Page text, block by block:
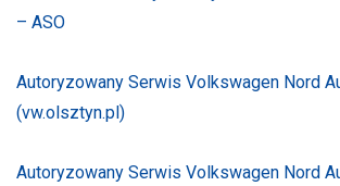
– ASO
Autoryzowany Serwis Volkswagen Nord
(vw.olsztyn.pl)
Autoryzowany Serwis Volkswagen Nord